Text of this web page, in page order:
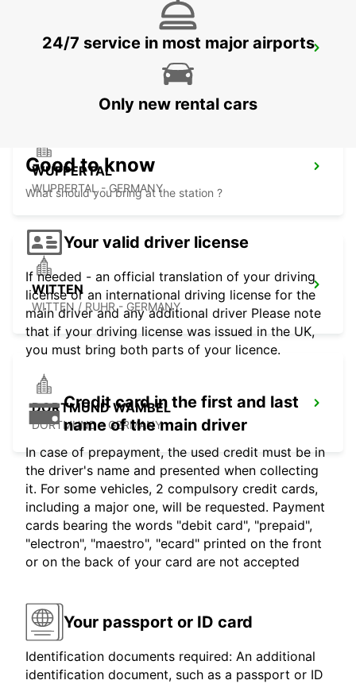
DORTMUND AIRPORT
WUPPERTAL
WUPPERTAL - GERMANY
WITTEN
WITTEN / RUHR - GERMANY
DORTMUND WAMBEL
DORTMUND - GERMANY
24/7 service in most major airports
Only new rental cars
Good to know
What should you bring at the station ?
Your valid driver license
If needed - an official translation of your driving
license or an international driving license for the
main driver and any additional driver Please note
that if your driving license was issued in the UK,
you must bring both parts of your licence.
Credit card in the first and last
name of the main driver
In case of prepayment, the used credit must be in
the driver's name and presented when collecting
it. For some vehicles, 2 compulsory credit cards,
including a major one, will be requested. Payment
cards bearing the words "debit card", "prepaid",
"electron", "maestro", "ecard" printed on the front
or on the back of your card are not accepted
Your passport or ID card
Identification documents required: An additional
identification document, such as a passport or ID